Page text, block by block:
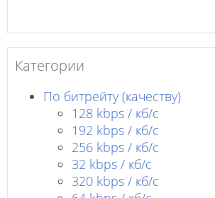
Категории
По битрейту (качеству)
128 kbps / кб/c
192 kbps / кб/c
256 kbps / кб/с
32 kbps / кб/c
320 kbps / кб/с